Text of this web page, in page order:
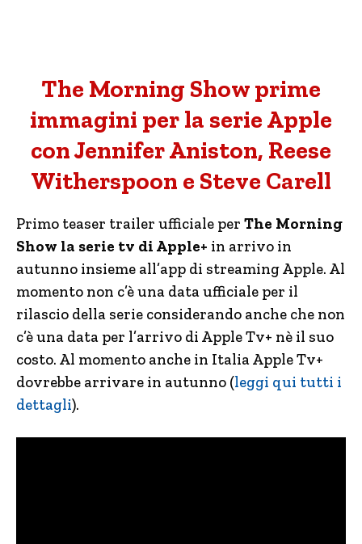
The Morning Show prime
immagini per la serie Apple
con Jennifer Aniston, Reese
Witherspoon e Steve Carell
Primo teaser trailer ufficiale per The Morning
Show la serie tv di Apple+ in arrivo in
autunno insieme all’app di streaming Apple. Al
momento non c’è una data ufficiale per il
rilascio della serie considerando anche che non
c’è una data per l’arrivo di Apple Tv+ nè il suo
costo. Al momento anche in Italia Apple Tv+
dovrebbe arrivare in autunno (leggi qui tutti i
dettagli).